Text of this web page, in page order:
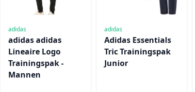
adidas
adidas adidas
Lineaire Logo
Trainingspak -
Mannen
adidas
Adidas Essentials
Tric Trainingspak
Junior